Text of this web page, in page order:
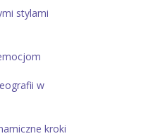
stylami
w
kroki